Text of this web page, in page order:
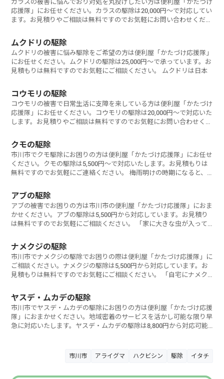
応援隊」にお任せください。カラスの駆除は20,000円～で対応してい
ます。お見積りやご相談は無料ですのでお気軽にお問い合わせくださ
ムクドリの駆除
ムクドリの被害に悩み駆除をご希望の方は便利屋「かたづけ応援隊」
にお任せください。ムクドリの駆除は25,000円～で承っています。お
見積もりは無料ですのでお気軽にご相談ください。 ムクドリは日本
コウモリの駆除
コウモリの被害で日常生活に支障を来している方は便利屋「かたづけ
応援隊」にお任せください。コウモリの駆除は20,000円～で対応いた
します。お見積りやご相談は無料ですのでお気軽にお問い合わせくだ
クモの駆除
市川市でクモ駆除にお困りの方は便利屋「かたづけ応援隊」にお任せ
ください。クモの駆除は5,500円～で対応いたします。お見積もりは
無料ですのでお気軽にご連絡ください。 梅雨明けの時期になると、
アブの駆除
アブの被害でお困りの方は市川市の便利屋「かたづけ応援隊」におま
かせください。アブの駆除は5,500円から対応しています。お見積り
は無料ですのでお気軽にご相談ください。 「家に大きな虫が入って
ナメクジの駆除
市川市でナメクジの駆除でお困りの際は便利屋「かたづけ応援隊」に
ご相談ください。ナメクジの駆除は5,500円から対応しています。お
見積もりは無料ですのでお気軽にご相談ください。 「自宅にナメク
ヤスデ・ムカデの駆除
市川市でヤスデ・ムカデの駆除にお困りの方は便利屋「かたづけ応援
隊」におまかせください。地域密着のサービスを活かし可能な限り早
急に対応いたします。ヤスデ・ムカデの駆除は8,800円から対応可能
市川市 アライグマ ハクビシン 駆除 イタチ